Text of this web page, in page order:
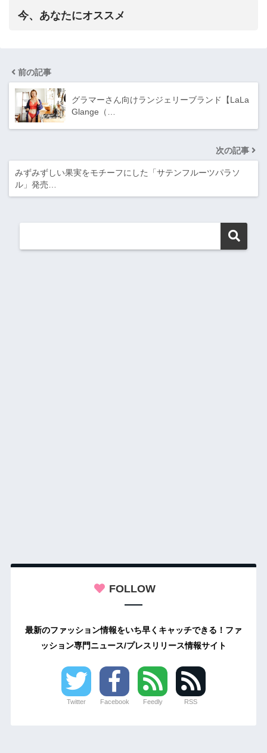
今、あなたにオススメ
前の記事
グラマーさん向けランジェリーブランド【LaLa
Glange（…
次の記事
みずみずしい果実をモチーフにした「サテンフルーツパラソ
ル」発売…
FOLLOW
最新のファッション情報をいち早くキャッチできる！ファ
ッション専門ニュース/プレスリリース情報サイト
Twitter Facebook Feedly RSS